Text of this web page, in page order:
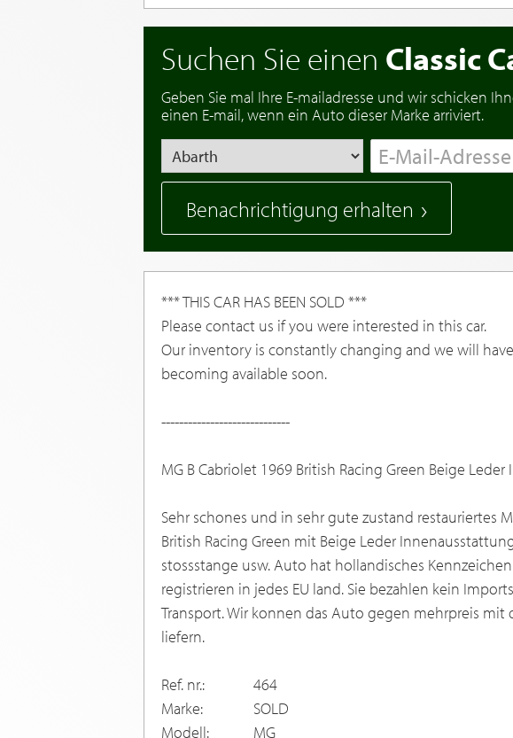
Suchen Sie einen Classic
Geben Sie mal Ihre E-mailadresse und wir schicken
einen E-mail, wenn ein Auto dieser Marke arriviert.
Benachrichtigung erhalten
*** THIS CAR HAS BEEN SOLD ***
Please contact us if you were interested in this car.
Our inventory is constantly changing and we will
becoming available soon.
-----------------------------
MG B Cabriolet 1969 British Racing Green Beige
Sehr schones und in sehr gute zustand restauriertes
British Racing Green mit Beige Leder
stossstange usw. Auto hat hollandisches
registrieren in jedes EU land. Sie bezahlen kein
Transport. Wir konnen das Auto gegen mehrpreis mit
liefern.
Ref. nr.:
464
Marke:
SOLD
Modell:
MG